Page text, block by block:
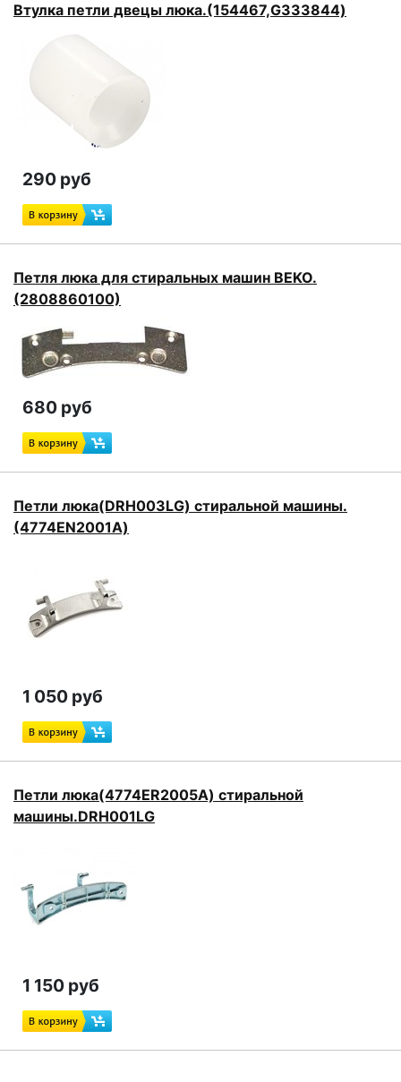
Втулка петли двецы люка.(154467,G333844)
290 руб
Петля люка для стиральных машин BEKO.
(2808860100)
680 руб
Петли люка(DRH003LG) стиральной машины.
(4774EN2001A)
1 050 руб
Петли люка(4774ER2005A) стиральной
машины.DRH001LG
1 150 руб